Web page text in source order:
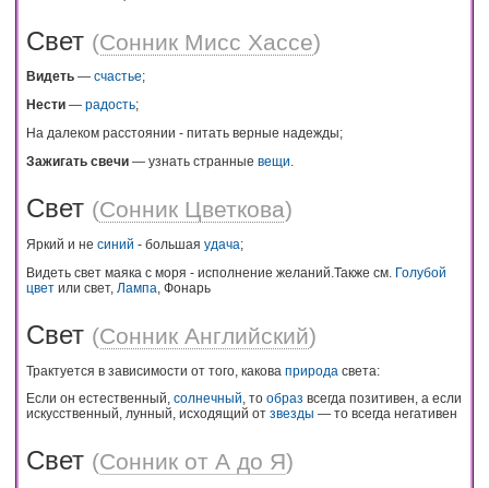
Свет (Сонник Мисс Хассе)
Видеть — счастье;
Нести — радость;
На далеком расстоянии - питать верные надежды;
Зажигать свечи — узнать странные вещи.
Свет (Сонник Цветкова)
Яркий и не синий - большая удача;
Видеть свет маяка с моря - исполнение желаний.Также см. Голубой
цвет или свет, Лампа , Фонарь
Свет (Сонник Английский)
Трактуется в зависимости от того, какова природа света:
Если он естественный, солнечный, то образ всегда позитивен, а если
искусственный, лунный, исходящий от звезды — то всегда негативен
Свет (Сонник от А до Я)